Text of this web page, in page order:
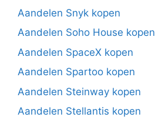
Aandelen Snyk kopen
Aandelen Soho House kopen
Aandelen SpaceX kopen
Aandelen Spartoo kopen
Aandelen Steinway kopen
Aandelen Stellantis kopen